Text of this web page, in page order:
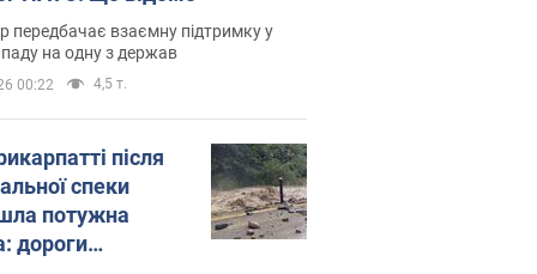
передбачає взаємну підтримку у
на одну з держав
00:22 4,5 т.
після
спеки
потужна
дороги